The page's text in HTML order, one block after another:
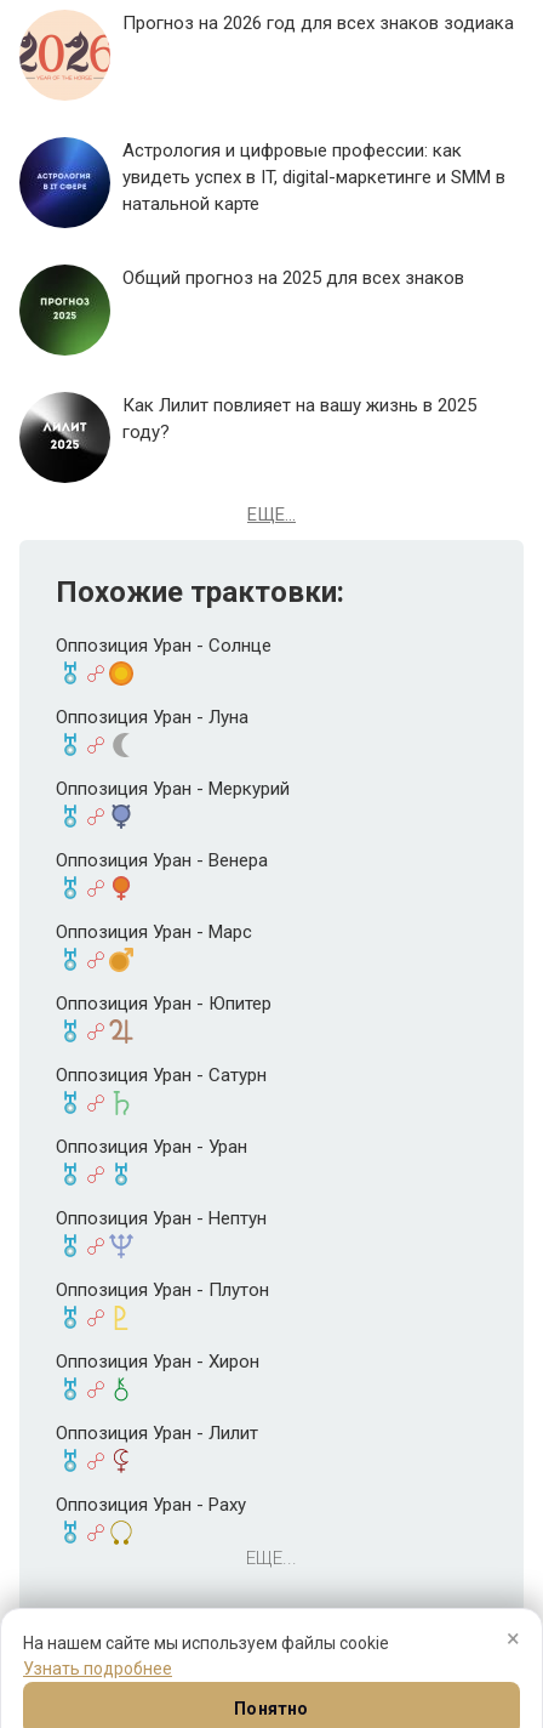
×
На нашем сайте мы используем файлы cookie
Узнать подробнее
Понятно
Прогноз на 2026 год для всех знаков зодиака
Астрология и цифровые профессии: как
увидеть успех в IT, digital-маркетинге и SMM в
натальной карте
Общий прогноз на 2025 для всех знаков
Как Лилит повлияет на вашу жизнь в 2025
году?
ЕЩЕ...
Похожие трактовки:
Оппозиция Уран - Солнце
Оппозиция Уран - Луна
Оппозиция Уран - Меркурий
Оппозиция Уран - Венера
Оппозиция Уран - Марс
Оппозиция Уран - Юпитер
Оппозиция Уран - Сатурн
Оппозиция Уран - Уран
Оппозиция Уран - Нептун
Оппозиция Уран - Плутон
Оппозиция Уран - Хирон
Оппозиция Уран - Лилит
Оппозиция Уран - Раху
ЕЩЕ...